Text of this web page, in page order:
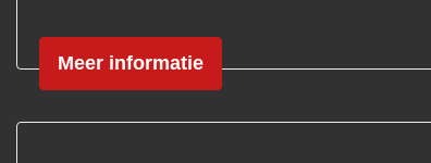
Voorstoelen verwarmd
Zwarte hemelbekleding
Meer informatie